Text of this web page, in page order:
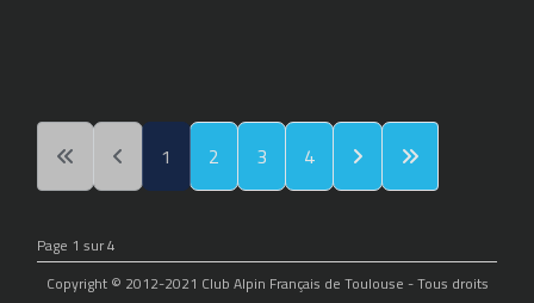
1 2 3 4
Page 1 sur 4
Copyright © 2012-2021 Club Alpin Français de Toulouse - Tous droits